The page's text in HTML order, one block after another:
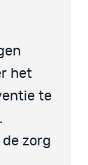
het
te
de zorg